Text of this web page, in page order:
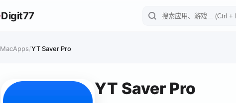
Digit77
MacApps/YT Saver Pro
YT Saver Pro